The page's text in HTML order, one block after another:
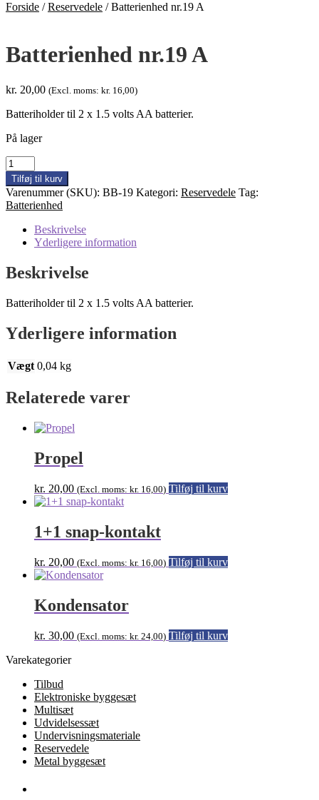
Forside /Reservedele /Batterienhed nr.19 A
Batterienhed nr.19 A
kr. 20,00 (Excl. moms: kr. 16,00)
Batteriholder til 2 x 1.5 volts AA batterier.
På lager
Batterienhed
nr.19
A
antal
Tilføj til kurv
Varenummer (SKU): BB-19 Kategori: Reservedele Tag:
Batterienhed
Beskrivelse
Yderligere information
Beskrivelse
Batteriholder til 2 x 1.5 volts AA batterier.
Yderligere information
Vægt 0,04 kg
Relaterede varer
Propel
kr. 20,00 (Excl. moms: kr. 16,00) Tilføj til kurv
1+1 snap-kontakt
kr. 20,00 (Excl. moms: kr. 16,00) Tilføj til kurv
Kondensator
kr. 30,00 (Excl. moms: kr. 24,00) Tilføj til kurv
Varekategorier
Tilbud
Elektroniske byggesæt
Multisæt
Udvidelsessæt
Undervisningsmateriale
Reservedele
Metal byggesæt